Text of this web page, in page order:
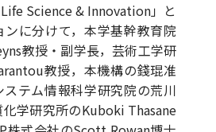
Science & Innovation」と
に分けて，本学基幹教育院
教授・副学長，芸術工学研
教授，本機構の錢琨准
テム情報科学研究院の荒川
学研究所のKuboki Thasane